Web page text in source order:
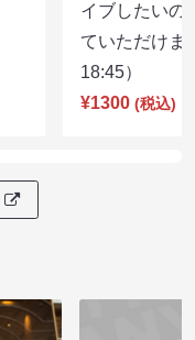
イブしたいの
ていただけ
18:45）
¥1300 (税込)